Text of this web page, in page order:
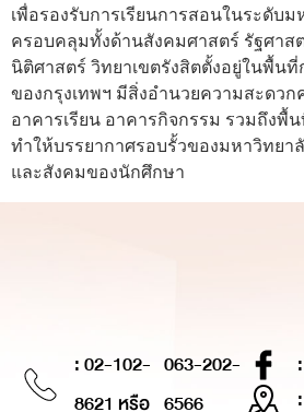
เพื่อรองรับการเรียนการสอนในระดับ
ครอบคลุมทั้งด้านสังคมศาสตร์ รัฐศาส
นิติศาสตร์ วิทยาเขตรังสิตตั้งอยู่ในพื้น
ของกรุงเทพฯ มีสิ่งอำนวยความสะดว
อาคารเรียน อาคารกิจกรรม รวมถึงพื้
ทำให้บรรยากาศรอบรั้วของมหาวิทยา
และสังคมของนักศึกษา
: 02-102-
8621 หรือ
063-202-
6566